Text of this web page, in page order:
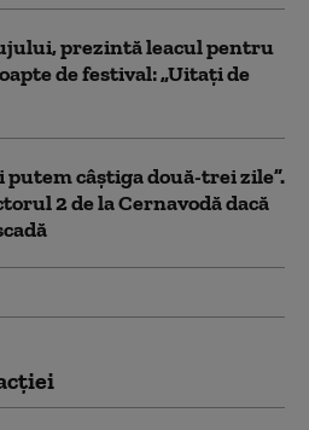
prezintă leacul pentru
de festival: „Uitați de
câștiga două-trei zile”.
2 de la Cernavodă dacă